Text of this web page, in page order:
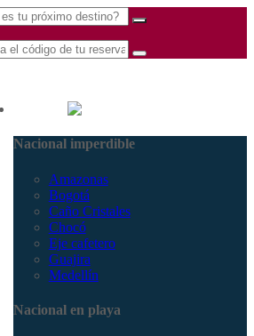
Nacional imperdible
Amazonas
Bogotá
Caño Cristales
Chocó
Eje cafetero
Guajira
Medellín
Nacional en playa